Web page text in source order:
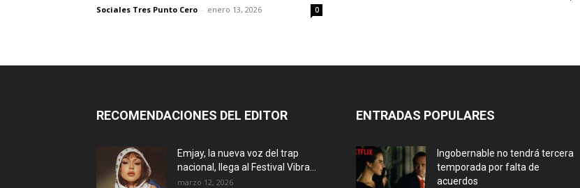
Sociales Tres Punto Cero - enero 13, 2026 0
RECOMENDACIONES DEL EDITOR
Emjay, la nueva voz del trap
nacional, llega al Festival Vibra...
marzo 12, 2026
ENTRADAS POPULARES
Ingobernable no tendrá tercera
temporada por falta de
acuerdos